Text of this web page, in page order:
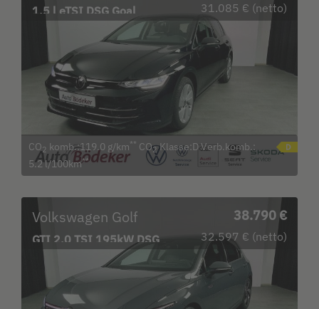
1.5 l eTSI DSG Goal
Bluetooth LED Klima
31.085 € (netto)
CO2 komb.:119.0 g/km** CO2Klasse:D Verb.komb.:
5.2 l/100km**
Volkswagen Golf
GTI 2.0 TSI 195kW DSG
Garantie b. 17.3.30 /
38.790 €
32.597 € (netto)